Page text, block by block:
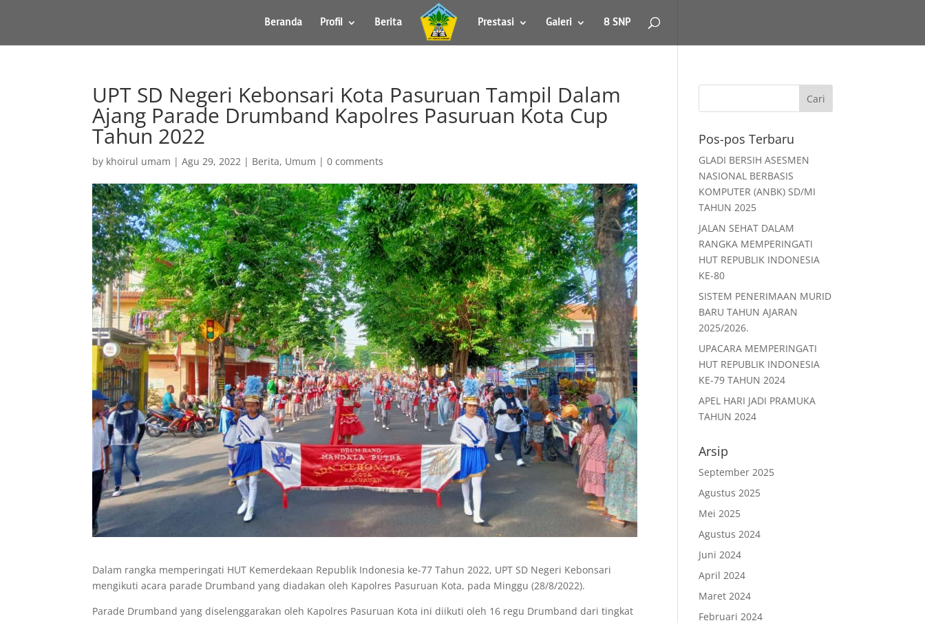
Beranda Profil Berita Prestasi Galeri 8 SNP
UPT SD Negeri Kebonsari Kota Pasuruan Tampil Dalam
Ajang Parade Drumband Kapolres Pasuruan Kota Cup
Tahun 2022
by khoirul umam |Agu 29, 2022 | Berita, Umum |0 comments
Dalam rangka memperingati HUT Kemerdekaan Republik Indonesia ke-77 Tahun 2022, UPT SD Negeri Kebonsari
mengikuti acara parade Drumband yang diadakan oleh Kapolres Pasuruan Kota, pada Minggu (28/8/2022).
Parade Drumband yang diselenggarakan oleh Kapolres Pasuruan Kota ini diikuti oleh 16 regu Drumband dari tingkat
Pos-pos Terbaru
GLADI BERSIH ASESMEN
NASIONAL BERBASIS
KOMPUTER (ANBK) SD/MI
TAHUN 2025
JALAN SEHAT DALAM
RANGKA MEMPERINGATI
HUT REPUBLIK INDONESIA
KE-80
SISTEM PENERIMAAN MURID
BARU TAHUN AJARAN
2025/2026.
UPACARA MEMPERINGATI
HUT REPUBLIK INDONESIA
KE-79 TAHUN 2024
APEL HARI JADI PRAMUKA
TAHUN 2024
Arsip
September 2025
Agustus 2025
Mei 2025
Agustus 2024
Juni 2024
April 2024
Maret 2024
Februari 2024